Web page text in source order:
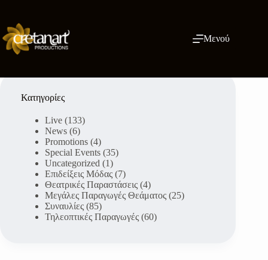
περιεχόμενο
Μενού
Κατηγορίες
Live (133)
News (6)
Promotions (4)
Special Events (35)
Uncategorized (1)
Επιδείξεις Μόδας (7)
Θεατρικές Παραστάσεις (4)
Μεγάλες Παραγωγές Θεάματος (25)
Συναυλίες (85)
Τηλεοπτικές Παραγωγές (60)